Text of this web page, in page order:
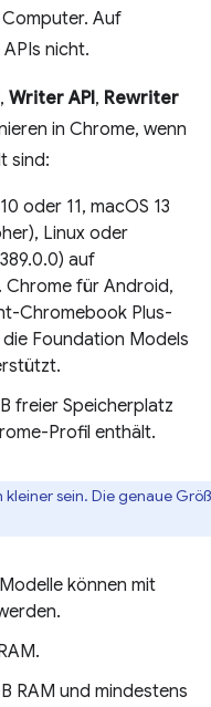
Auf
nicht.
, Writer API, Rewriter
in Chrome, wenn
sind:
oder 11, macOS 13
Linux oder
auf
Chrome für Android,
Chromebook Plus-
Foundation Models
freier Speicherplatz
Profil enthält.
sein. Die genaue
können mit
RAM und mindestens